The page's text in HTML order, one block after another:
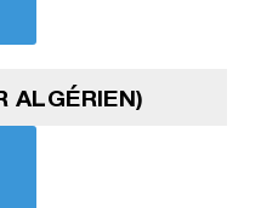
ALGÉRIEN)